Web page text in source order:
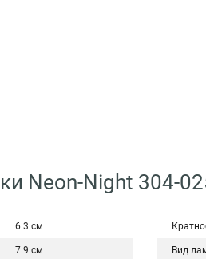
Neon-Night 304-
6.3 см
7.9 см Вид